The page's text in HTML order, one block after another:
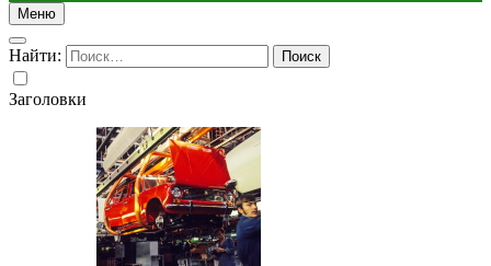
Меню
Найти:
Заголовки